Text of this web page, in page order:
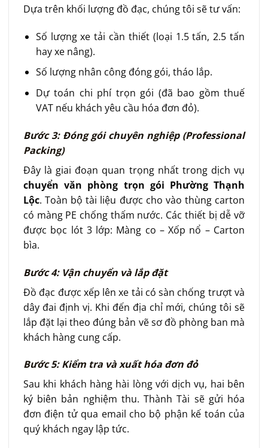
Dựa trên khối lượng đồ đạc, chúng tôi sẽ tư vấn:
Số lượng xe tải cần thiết (loại 1.5 tấn, 2.5 tấn
hay xe nâng).
Số lượng nhân công đóng gói, tháo lắp.
Dự toán chi phí trọn gói (đã bao gồm thuế
VAT nếu khách yêu cầu hóa đơn đỏ).
Bước 3: Đóng gói chuyên nghiệp (Professional
Packing)
Đây là giai đoạn quan trọng nhất trong dịch vụ
chuyển văn phòng trọn gói Phường Thạnh
Lộc. Toàn bộ tài liệu được cho vào thùng carton
có màng PE chống thấm nước. Các thiết bị dễ vỡ
được bọc lót 3 lớp: Màng co – Xốp nổ – Carton
bìa.
Bước 4: Vận chuyển và lắp đặt
Đồ đạc được xếp lên xe tải có sàn chống trượt và
dây đai định vị. Khi đến địa chỉ mới, chúng tôi sẽ
lắp đặt lại theo đúng bản vẽ sơ đồ phòng ban mà
khách hàng cung cấp.
Bước 5: Kiểm tra và xuất hóa đơn đỏ
Sau khi khách hàng hài lòng với dịch vụ, hai bên
ký biên bản nghiệm thu. Thành Tài sẽ gửi hóa
đơn điện tử qua email cho bộ phận kế toán của
quý khách ngay lập tức.